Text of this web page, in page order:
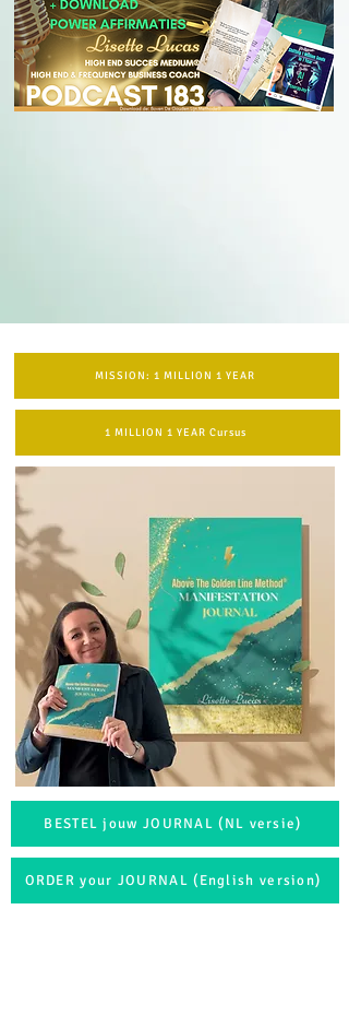
MISSION: 1 MILLION 1 YEAR
1 MILLION 1 YEAR Cursus
BESTEL jouw JOURNAL (NL versie)
ORDER your JOURNAL (English version)